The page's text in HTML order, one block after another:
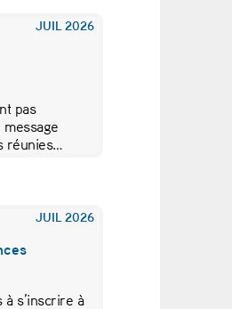
JUIL 2026
pas
JUIL 2026
à s’inscrire à